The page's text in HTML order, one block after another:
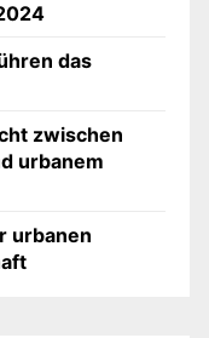
das
zwischen
urbanem
urbanen